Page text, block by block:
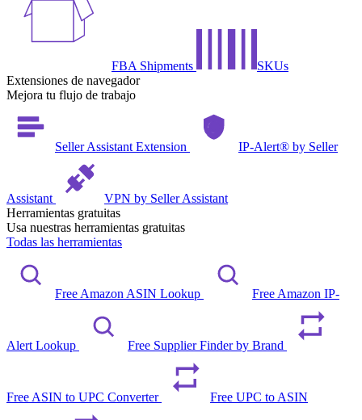
FBA Shipments
SKUs
Extensiones de navegador
Mejora tu flujo de trabajo
Seller Assistant Extension IP-Alert® by Seller
Assistant
VPN by Seller Assistant
Herramientas gratuitas
Usa nuestras herramientas gratuitas
Todas las herramientas
Free Amazon ASIN Lookup Free Amazon IP-
Alert Lookup Free Supplier Finder by Brand
Free ASIN to UPC Converter Free UPC to ASIN